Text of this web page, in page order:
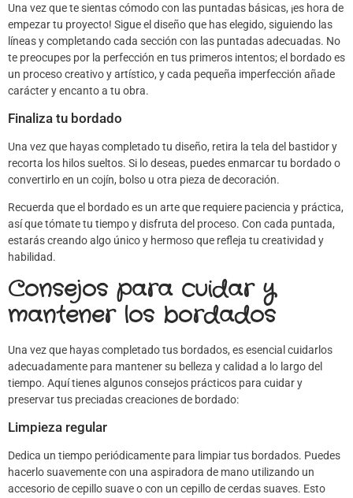
Una vez que te sientas cómodo con las puntadas básicas, ¡es hora de
empezar tu proyecto! Sigue el diseño que has elegido, siguiendo las
líneas y completando cada sección con las puntadas adecuadas. No
te preocupes por la perfección en tus primeros intentos; el bordado es
un proceso creativo y artístico, y cada pequeña imperfección añade
carácter y encanto a tu obra.
Finaliza tu bordado
Una vez que hayas completado tu diseño, retira la tela del bastidor y
recorta los hilos sueltos. Si lo deseas, puedes enmarcar tu bordado o
convertirlo en un cojín, bolso u otra pieza de decoración.
Recuerda que el bordado es un arte que requiere paciencia y práctica,
así que tómate tu tiempo y disfruta del proceso. Con cada puntada,
estarás creando algo único y hermoso que refleja tu creatividad y
habilidad.
Consejos para cuidar y
mantener los bordados
Una vez que hayas completado tus bordados, es esencial cuidarlos
adecuadamente para mantener su belleza y calidad a lo largo del
tiempo. Aquí tienes algunos consejos prácticos para cuidar y
preservar tus preciadas creaciones de bordado:
Limpieza regular
Dedica un tiempo periódicamente para limpiar tus bordados. Puedes
hacerlo suavemente con una aspiradora de mano utilizando un
accesorio de cepillo suave o con un cepillo de cerdas suaves. Esto